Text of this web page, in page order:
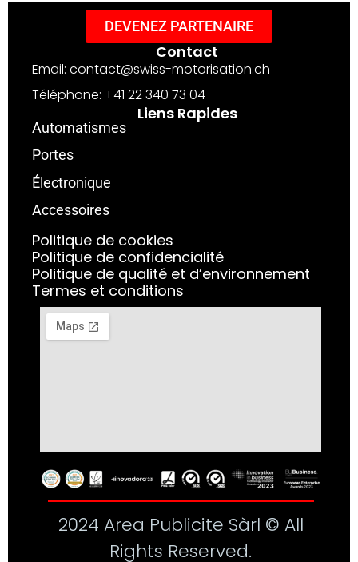
DEVENEZ PARTENAIRE
Contact
Email: contact@swiss-motorisation.ch
Téléphone: +41 22 340 73 04
Liens Rapides
Automatismes
Portes
Électronique
Accessoires
Politique de cookies
Politique de confidencialité
Politique de qualité et d’environnement
Termes et conditions
2024 Area Publicite Sàrl © All
Rights Reserved.